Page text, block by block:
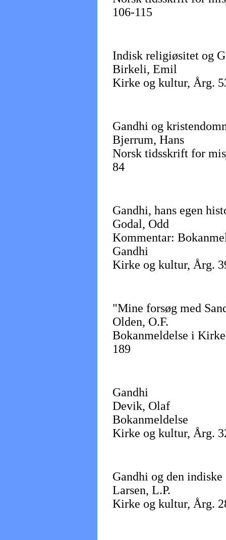
106-115
Indisk religiøsitet og
Birkeli, Emil
Kirke og kultur, Årg.
Gandhi og
Bjerrum, Hans
Norsk tidsskrift for
84
Gandhi, hans egen
Godal, Odd
Kommentar:
Gandhi
Kirke og kultur, Årg.
"Mine forsøg med
Olden, O.F.
Bokanmeldelse i
189
Gandhi
Devik, Olaf
Bokanmeldelse
Kirke og kultur, Årg.
Gandhi og den
Larsen, L.P.
Kirke og kultur, Årg.